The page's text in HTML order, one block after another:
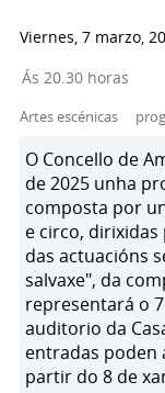
Viernes, 7 marzo,
Ás 20.30 horas
Artes escénicas
O Concello de
de 2025 unha
composta por
e circo,
das actuacións
salvaxe", da
representará o
auditorio da
entradas poden
partir do 8 de